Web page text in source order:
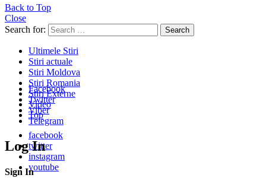
Back to Top
Close
Search for:
Search
Ultimele Stiri
Stiri actuale
Stiri Moldova
Stiri Romania
Stiri Externe
Video
Top
facebook
twitter
instagram
youtube
Facebook
Twitter
Viber
Telegram
Log In
Sign In